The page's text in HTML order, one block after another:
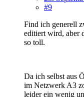
#9
Find ich generell
editiert wird, aber
so toll.
Da ich selbst aus
im Netzwerk A3
leider ein wenig